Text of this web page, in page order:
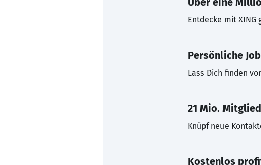
Entdecke mit XING
Persönliche
Lass Dich finden
21 Mio.
Knüpf neue
Kostenlos